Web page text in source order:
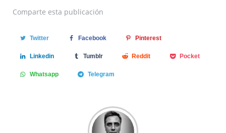
Comparte esta publicación
Twitter Facebook Pinterest
Linkedin Tumblr Reddit Pocket
Whatsapp Telegram